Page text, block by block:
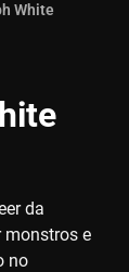
White
da
monstros e
no